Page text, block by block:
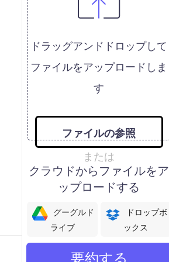
ドラッグアンドドロップして
ファイルをアップロードしま
す
ファイルの参照
または
クラウドからファイルをア
ップロードする
グーグルド
ライブ
ドロップボ
ックス
要約する